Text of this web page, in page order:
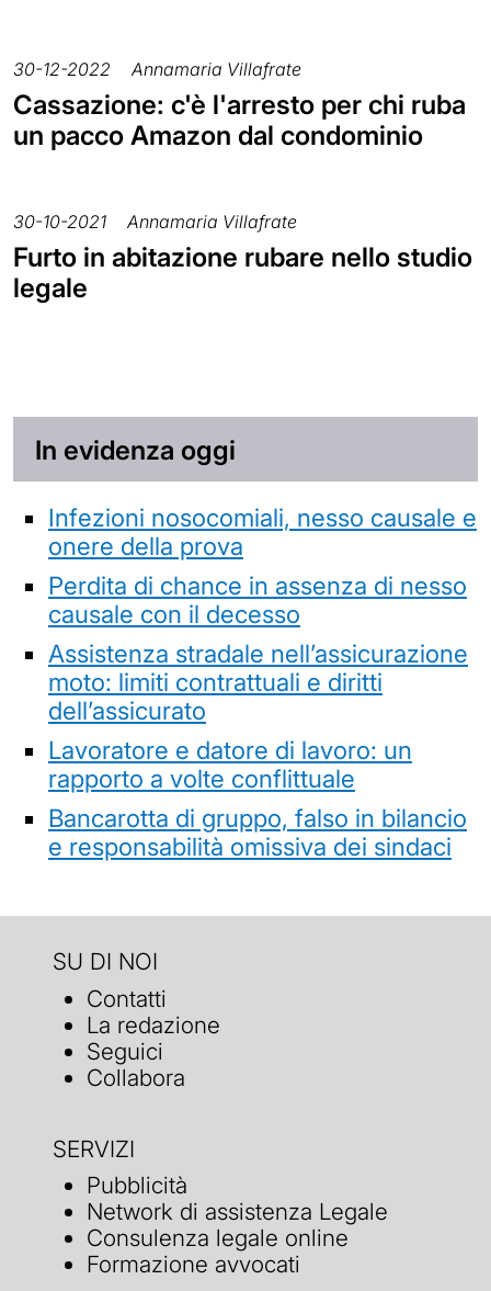
30-12-2022 Annamaria Villafrate
Cassazione: c'è l'arresto per chi ruba
un pacco Amazon dal condominio
30-10-2021 Annamaria Villafrate
Furto in abitazione rubare nello studio
legale
In evidenza oggi
Infezioni nosocomiali, nesso causale e
onere della prova
Perdita di chance in assenza di nesso
causale con il decesso
Assistenza stradale nell’assicurazione
moto: limiti contrattuali e diritti
dell’assicurato
Lavoratore e datore di lavoro: un
rapporto a volte conflittuale
Bancarotta di gruppo, falso in bilancio
e responsabilità omissiva dei sindaci
SU DI NOI
Contatti
La redazione
Seguici
Collabora
SERVIZI
Pubblicità
Network di assistenza Legale
Consulenza legale online
Formazione avvocati